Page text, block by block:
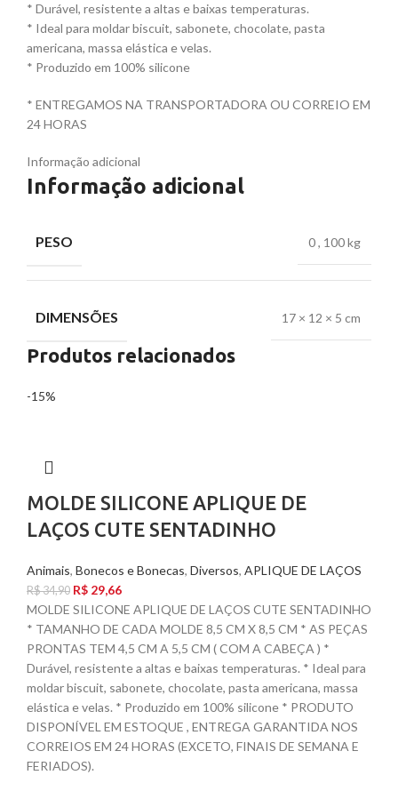
* Durável, resistente a altas e baixas temperaturas.
* Ideal para moldar biscuit, sabonete, chocolate, pasta
americana, massa elástica e velas.
* Produzido em 100% silicone
* ENTREGAMOS NA TRANSPORTADORA OU CORREIO EM
24 HORAS
Informação adicional
Informação adicional
PESO 0, 100 kg
DIMENSÕES 17 × 12 × 5 cm
Produtos relacionados
-15%
MOLDE SILICONE APLIQUE DE
LAÇOS CUTE SENTADINHO
Animais, Bonecos e Bonecas, Diversos, APLIQUE DE LAÇOS
R$34,90 R$ 29,66
MOLDE SILICONE APLIQUE DE LAÇOS CUTE SENTADINHO
* TAMANHO DE CADA MOLDE 8,5 CM X 8,5 CM * AS PEÇAS
PRONTAS TEM 4,5 CM A 5,5 CM ( COM A CABEÇA ) *
Durável, resistente a altas e baixas temperaturas. * Ideal para
moldar biscuit, sabonete, chocolate, pasta americana, massa
elástica e velas. * Produzido em 100% silicone * PRODUTO
DISPONÍVEL EM ESTOQUE , ENTREGA GARANTIDA NOS
CORREIOS EM 24 HORAS (EXCETO, FINAIS DE SEMANA E
FERIADOS).